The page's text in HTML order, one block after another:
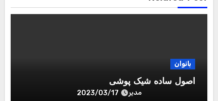
بانوان
اصول ساده شیک پوشی
مدیر 2023/03/17